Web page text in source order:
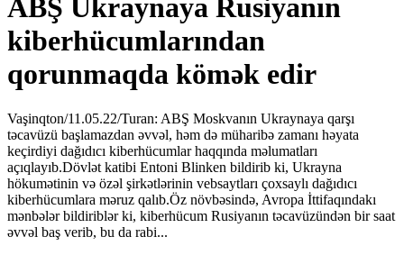
ABŞ Ukraynaya Rusiyanın
kiberhücumlarından
qorunmaqda kömək edir
Vaşinqton/11.05.22/Turan: ABŞ Moskvanın Ukraynaya qarşı
təcavüzü başlamazdan əvvəl, həm də müharibə zamanı həyata
keçirdiyi dağıdıcı kiberhücumlar haqqında məlumatları
açıqlayıb.Dövlət katibi Entoni Blinken bildirib ki, Ukrayna
hökumətinin və özəl şirkətlərinin vebsaytları çoxsaylı dağıdıcı
kiberhücumlara məruz qalıb.Öz növbəsində, Avropa İttifaqındakı
mənbələr bildiriblər ki, kiberhücum Rusiyanın təcavüzündən bir saat
əvvəl baş verib, bu da rabi...